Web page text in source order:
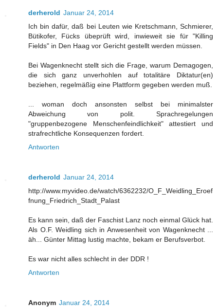
derherold Januar 24, 2014
Ich bin dafür, daß bei Leuten wie Kretschmann, Schmierer,
Bütikofer, Fücks übeprüft wird, inwieweit sie für "Killing
Fields" in Den Haag vor Gericht gestellt werden müssen.
Bei Wagenknecht stellt sich die Frage, warum Demagogen,
die sich ganz unverhohlen auf totalitäre Diktatur(en)
beziehen, regelmäßig eine Plattform gegeben werden muß.
... woman doch ansonsten selbst bei minimalster
Abweichung von polit. Sprachregelungen
"gruppenbezogene Menschenfeindlichkeit" attestiert und
strafrechtliche Konsequenzen fordert.
Antworten
derherold Januar 24, 2014
http://www.myvideo.de/watch/6362232/O_F_Weidling_Eroef
fnung_Friedrich_Stadt_Palast
Es kann sein, daß der Faschist Lanz noch einmal Glück hat.
Als O.F. Weidling sich in Anwesenheit von Wagenknecht ...
äh... Günter Mittag lustig machte, bekam er Berufsverbot.
Es war nicht alles schlecht in der DDR !
Antworten
Anonym Januar 24, 2014